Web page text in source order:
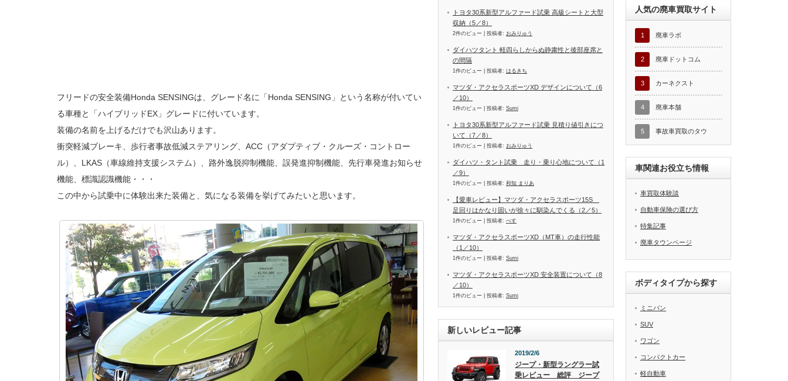
フリードの安全装備Honda SENSINGは、グレード名に「Honda SENSING」という名称が付いてい
る車種と「ハイブリッドEX」グレードに付いています。
装備の名前を上げるだけでも沢山あります。
衝突軽減ブレーキ、歩行者事故低減ステアリング、ACC（アダプティブ・クルーズ・コントロー
ル）、LKAS（車線維持支援システム）、路外逸脱抑制機能、誤発進抑制機能、先行車発進お知らせ
機能、標識認識機能・・・
この中から試乗中に体験出来た装備と、気になる装備を挙げてみたいと思います。
トヨタ30系新型アルファード試乗 高級シートと大型
収納（5／8）
2件のビュー 投稿者: おみりゅう
ダイハツタント 軽四らしからぬ静粛性と後部座席と
の間隔
1件のビュー 投稿者: はるきち
マツダ・アクセラスポーツXD デザインについて（6
／10）
1件のビュー 投稿者: Sumi
トヨタ30系新型アルファード試乗 見積り値引きにつ
いて（7／8）
1件のビュー 投稿者: おみりゅう
ダイハツ・タント試乗 走り・乗り心地について（1
／9）
1件のビュー 投稿者: 和知 まりあ
【愛車レビュー】マツダ・アクセラスポーツ15S
足回りはかなり固いが徐々に馴染んでくる（2／5）
1件のビュー 投稿者: べす
マツダ・アクセラスポーツXD（MT車）の走行性能
（1／10）
1件のビュー 投稿者: Sumi
マツダ・アクセラスポーツXD 安全装置について（8
／10）
1件のビュー 投稿者: Sumi
新しいレビュー記事
2019/2/6
ジープ・新型ラングラー試
乗レビュー 総評 ジープ
人気の廃車買取サイト
1 廃車ラボ
2 廃車ドットコム
3 カーネクスト
4 廃車本舗
5 事故車買取のタウ
車関連お役立ち情報
車買取体験談
自動車保険の選び方
特集記事
廃車タウンページ
ボディタイプから探す
ミニバン
SUV
ワゴン
コンパクトカー
軽自動車